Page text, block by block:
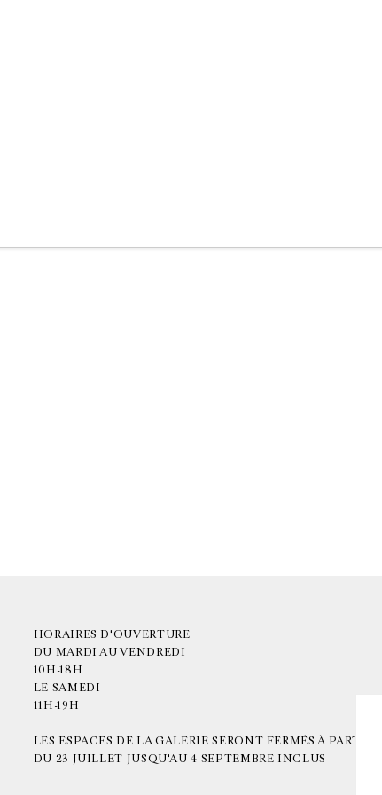
HORAIRES D'OUVERTURE
DU MARDI AU VENDREDI
10H-18H
LE SAMEDI
11H-19H
LES ESPACES DE LA GALERIE SERONT FERMÉS À PARTIR
DU 23 JUILLET JUSQU'AU 4 SEPTEMBRE INCLUS